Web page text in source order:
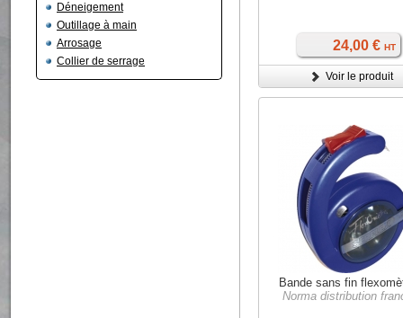
Déneigement
Outillage à main
Arrosage
Collier de serrage
24,00 € HT
Voir le produit
Bande sans fin
Norma distribution